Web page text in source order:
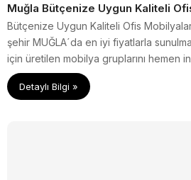
Muğla Bütçenize Uygun Kaliteli
Bütçenize Uygun Kaliteli Ofis
şehir MUĞLA´da en iyi fiyatlarla
için üretilen mobilya gruplarını hemen
Detaylı Bilgi »